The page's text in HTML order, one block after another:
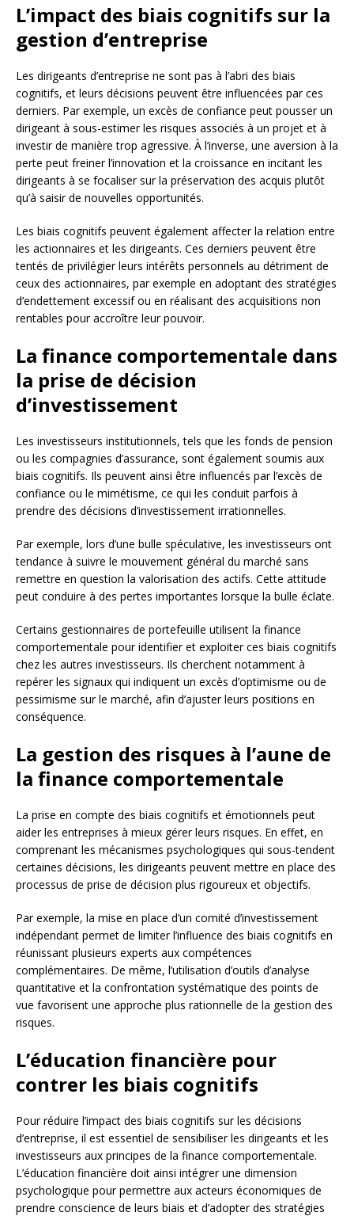
L’impact des biais cognitifs sur la
gestion d’entreprise
Les dirigeants d’entreprise ne sont pas à l’abri des biais
cognitifs, et leurs décisions peuvent être influencées par ces
derniers. Par exemple, un excès de confiance peut pousser un
dirigeant à sous-estimer les risques associés à un projet et à
investir de manière trop agressive. À l’inverse, une aversion à la
perte peut freiner l’innovation et la croissance en incitant les
dirigeants à se focaliser sur la préservation des acquis plutôt
qu’à saisir de nouvelles opportunités.
Les biais cognitifs peuvent également affecter la relation entre
les actionnaires et les dirigeants. Ces derniers peuvent être
tentés de privilégier leurs intérêts personnels au détriment de
ceux des actionnaires, par exemple en adoptant des stratégies
d’endettement excessif ou en réalisant des acquisitions non
rentables pour accroître leur pouvoir.
La finance comportementale dans
la prise de décision
d’investissement
Les investisseurs institutionnels, tels que les fonds de pension
ou les compagnies d’assurance, sont également soumis aux
biais cognitifs. Ils peuvent ainsi être influencés par l’excès de
confiance ou le mimétisme, ce qui les conduit parfois à
prendre des décisions d’investissement irrationnelles.
Par exemple, lors d’une bulle spéculative, les investisseurs ont
tendance à suivre le mouvement général du marché sans
remettre en question la valorisation des actifs. Cette attitude
peut conduire à des pertes importantes lorsque la bulle éclate.
Certains gestionnaires de portefeuille utilisent la finance
comportementale pour identifier et exploiter ces biais cognitifs
chez les autres investisseurs. Ils cherchent notamment à
repérer les signaux qui indiquent un excès d’optimisme ou de
pessimisme sur le marché, afin d’ajuster leurs positions en
conséquence.
La gestion des risques à l’aune de
la finance comportementale
La prise en compte des biais cognitifs et émotionnels peut
aider les entreprises à mieux gérer leurs risques. En effet, en
comprenant les mécanismes psychologiques qui sous-tendent
certaines décisions, les dirigeants peuvent mettre en place des
processus de prise de décision plus rigoureux et objectifs.
Par exemple, la mise en place d’un comité d’investissement
indépendant permet de limiter l’influence des biais cognitifs en
réunissant plusieurs experts aux compétences
complémentaires. De même, l’utilisation d’outils d’analyse
quantitative et la confrontation systématique des points de
vue favorisent une approche plus rationnelle de la gestion des
risques.
L’éducation financière pour
contrer les biais cognitifs
Pour réduire l’impact des biais cognitifs sur les décisions
d’entreprise, il est essentiel de sensibiliser les dirigeants et les
investisseurs aux principes de la finance comportementale.
L’éducation financière doit ainsi intégrer une dimension
psychologique pour permettre aux acteurs économiques de
prendre conscience de leurs biais et d’adopter des stratégies